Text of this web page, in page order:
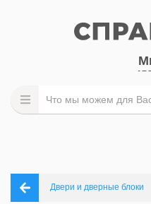
Двери и дверные блоки